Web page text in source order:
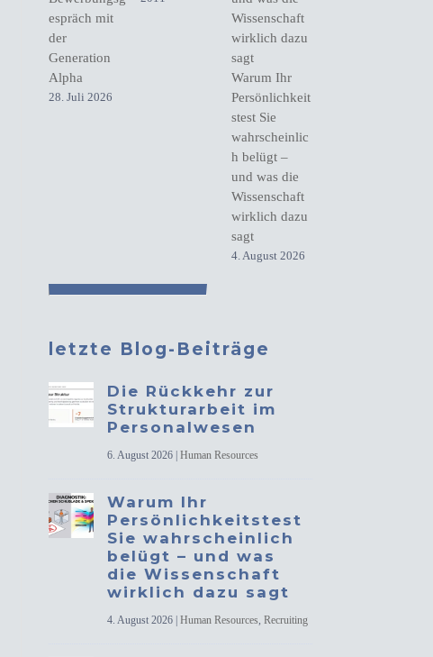
espräch mit
der
Generation
Alpha
28. Juli 2026
Warum Ihr
Persönlichkeit
stest Sie
wahrscheinlic
h belügt –
und was die
Wissenschaft
wirklich dazu
sagt
4. August 2026
letzte Blog-Beiträge
Die Rückkehr zur
Strukturarbeit im
Personalwesen
6. August 2026 |Human Resources
Warum Ihr
Persönlichkeitstest
Sie wahrscheinlich
belügt – und was
die Wissenschaft
wirklich dazu sagt
4. August 2026 |Human Resources,Recruiting